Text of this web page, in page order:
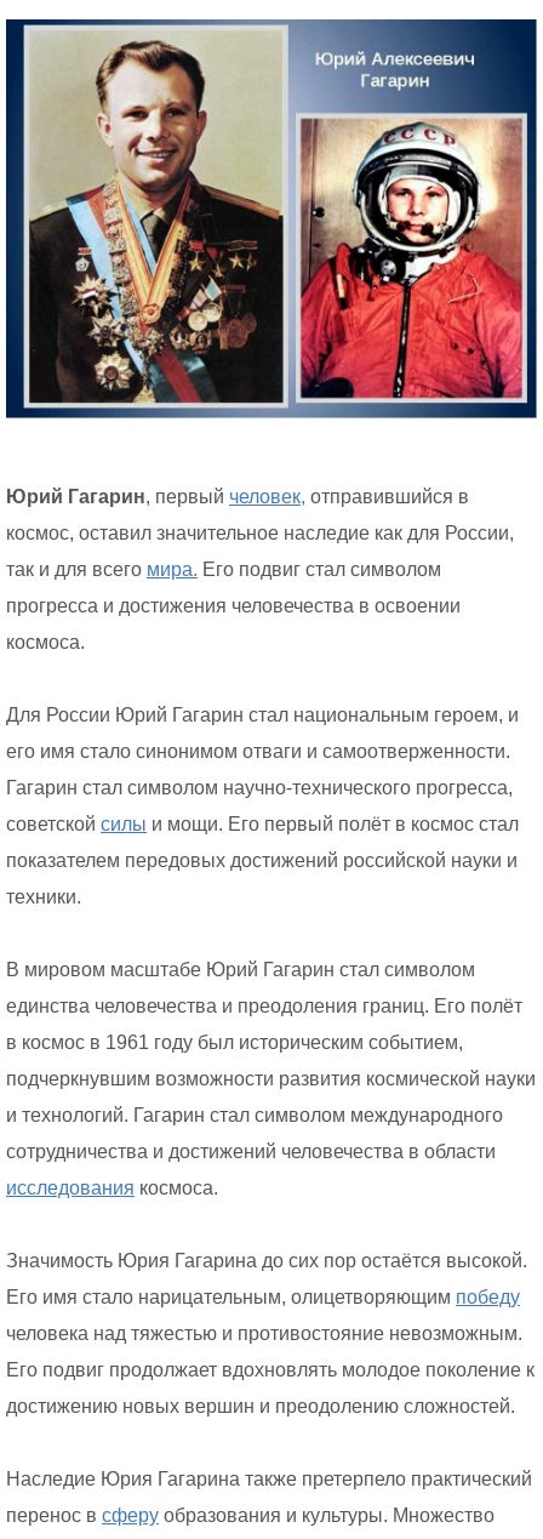
Юрий Гагарин, первый человек, отправившийся в
космос, оставил значительное наследие как для России,
так и для всего мира. Его подвиг стал символом
прогресса и достижения человечества в освоении
космоса.
Для России Юрий Гагарин стал национальным героем, и
его имя стало синонимом отваги и самоотверженности.
Гагарин стал символом научно-технического прогресса,
советской силы и мощи. Его первый полёт в космос стал
показателем передовых достижений российской науки и
техники.
В мировом масштабе Юрий Гагарин стал символом
единства человечества и преодоления границ. Его полёт
в космос в 1961 году был историческим событием,
подчеркнувшим возможности развития космической науки
и технологий. Гагарин стал символом международного
сотрудничества и достижений человечества в области
исследования космоса.
Значимость Юрия Гагарина до сих пор остаётся высокой.
Его имя стало нарицательным, олицетворяющим победу
человека над тяжестью и противостояние невозможным.
Его подвиг продолжает вдохновлять молодое поколение к
достижению новых вершин и преодолению сложностей.
Наследие Юрия Гагарина также претерпело практический
перенос в сферу образования и культуры. Множество